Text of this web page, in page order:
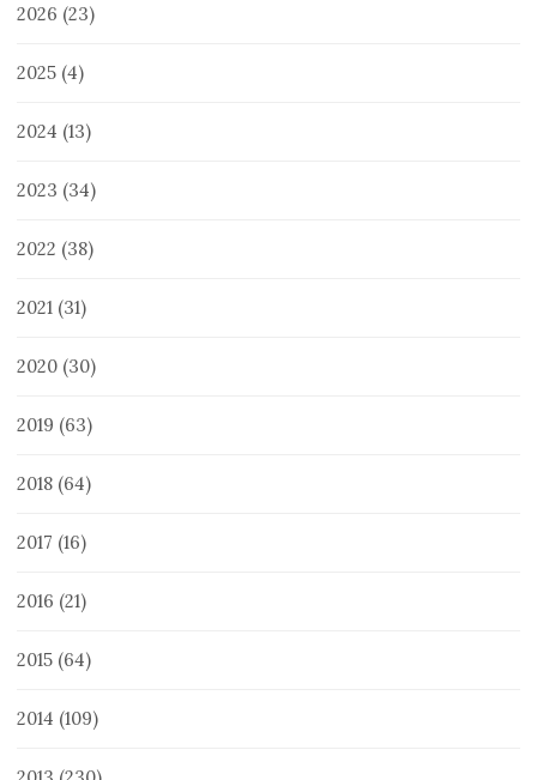
2026 (23)
2025 (4)
2024 (13)
2023 (34)
2022 (38)
2021 (31)
2020 (30)
2019 (63)
2018 (64)
2017 (16)
2016 (21)
2015 (64)
2014 (109)